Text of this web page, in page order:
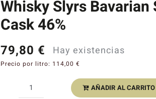
Whisky Slyrs
Cask 46%
79,80 € Hay existencias
Precio por litro: 114,00 €
Whisky
AÑADIR AL CARRITO